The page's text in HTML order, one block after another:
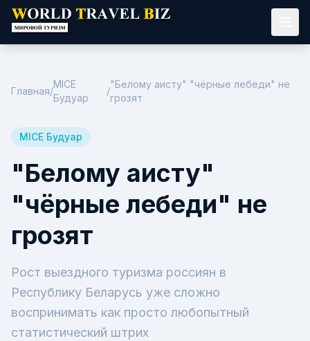
Главная/
MICE
Будуар
/
"Белому аисту" "чёрные лебеди" не
грозят
MICE Будуар
"Белому аисту"
"чёрные лебеди" не
грозят
Рост выездного туризма россиян в
Республику Беларусь уже сложно
воспринимать как просто любопытный
статистический штрих